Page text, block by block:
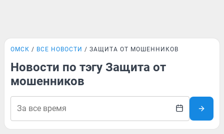
ОМСК ВСЕ НОВОСТИ ЗАЩИТА ОТ МОШЕННИКОВ
Новости по тэгу Защита от
мошенников